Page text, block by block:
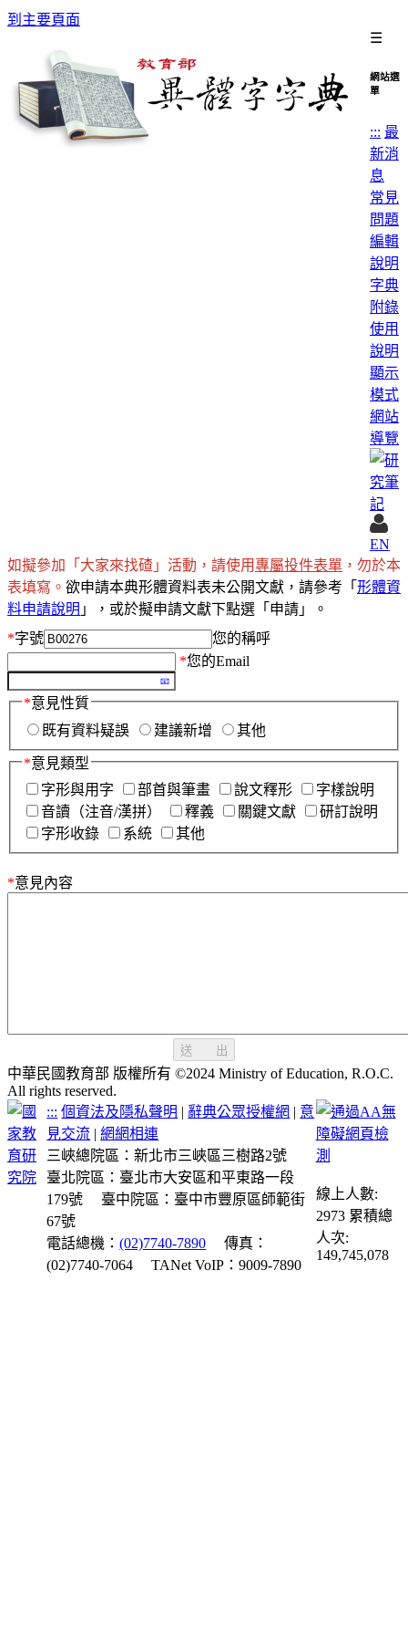
到主要頁面
☰
網站選
單
::: 最
新消
息
常見
問題
編輯
說明
字典
附錄
使用
說明
顯示
模式
網站
導覽
EN
如擬參加「大家來找碴」活動，請使用專屬投件表單 ，勿於本
表填寫。 欲申請本典形體資料表未公開文獻，請參考「 形體資
料申請說明 」，或於擬申請文獻下點選「申請」。
*字號
您的稱呼
*您的Email
*意見性質
既有資料疑誤
建議新增 其他
*意見類型
字形與用字
部首與筆畫 說文釋形
字樣說明
音讀（注音/漢拼）
釋義 關鍵文獻
研訂說明
字形收錄
系統 其他
*意見內容
送 出
中華民國教育部 版權所有 ©2024 Ministry of Education, R.O.C.
All rights reserved.
::: 個資法及隱私聲明 | 辭典公眾授權網 | 意
見交流 |網網相連
三峽總院區：新北市三峽區三樹路2號
臺北院區：臺北市大安區和平東路一段
179號
臺中院區：臺中市豐原區師範街
67號
電話總機：(02)7740-7890
傳真：
(02)7740-7064
TANet VoIP：9009-7890
線上人數:
2973 累積總
人次:
149,745,078